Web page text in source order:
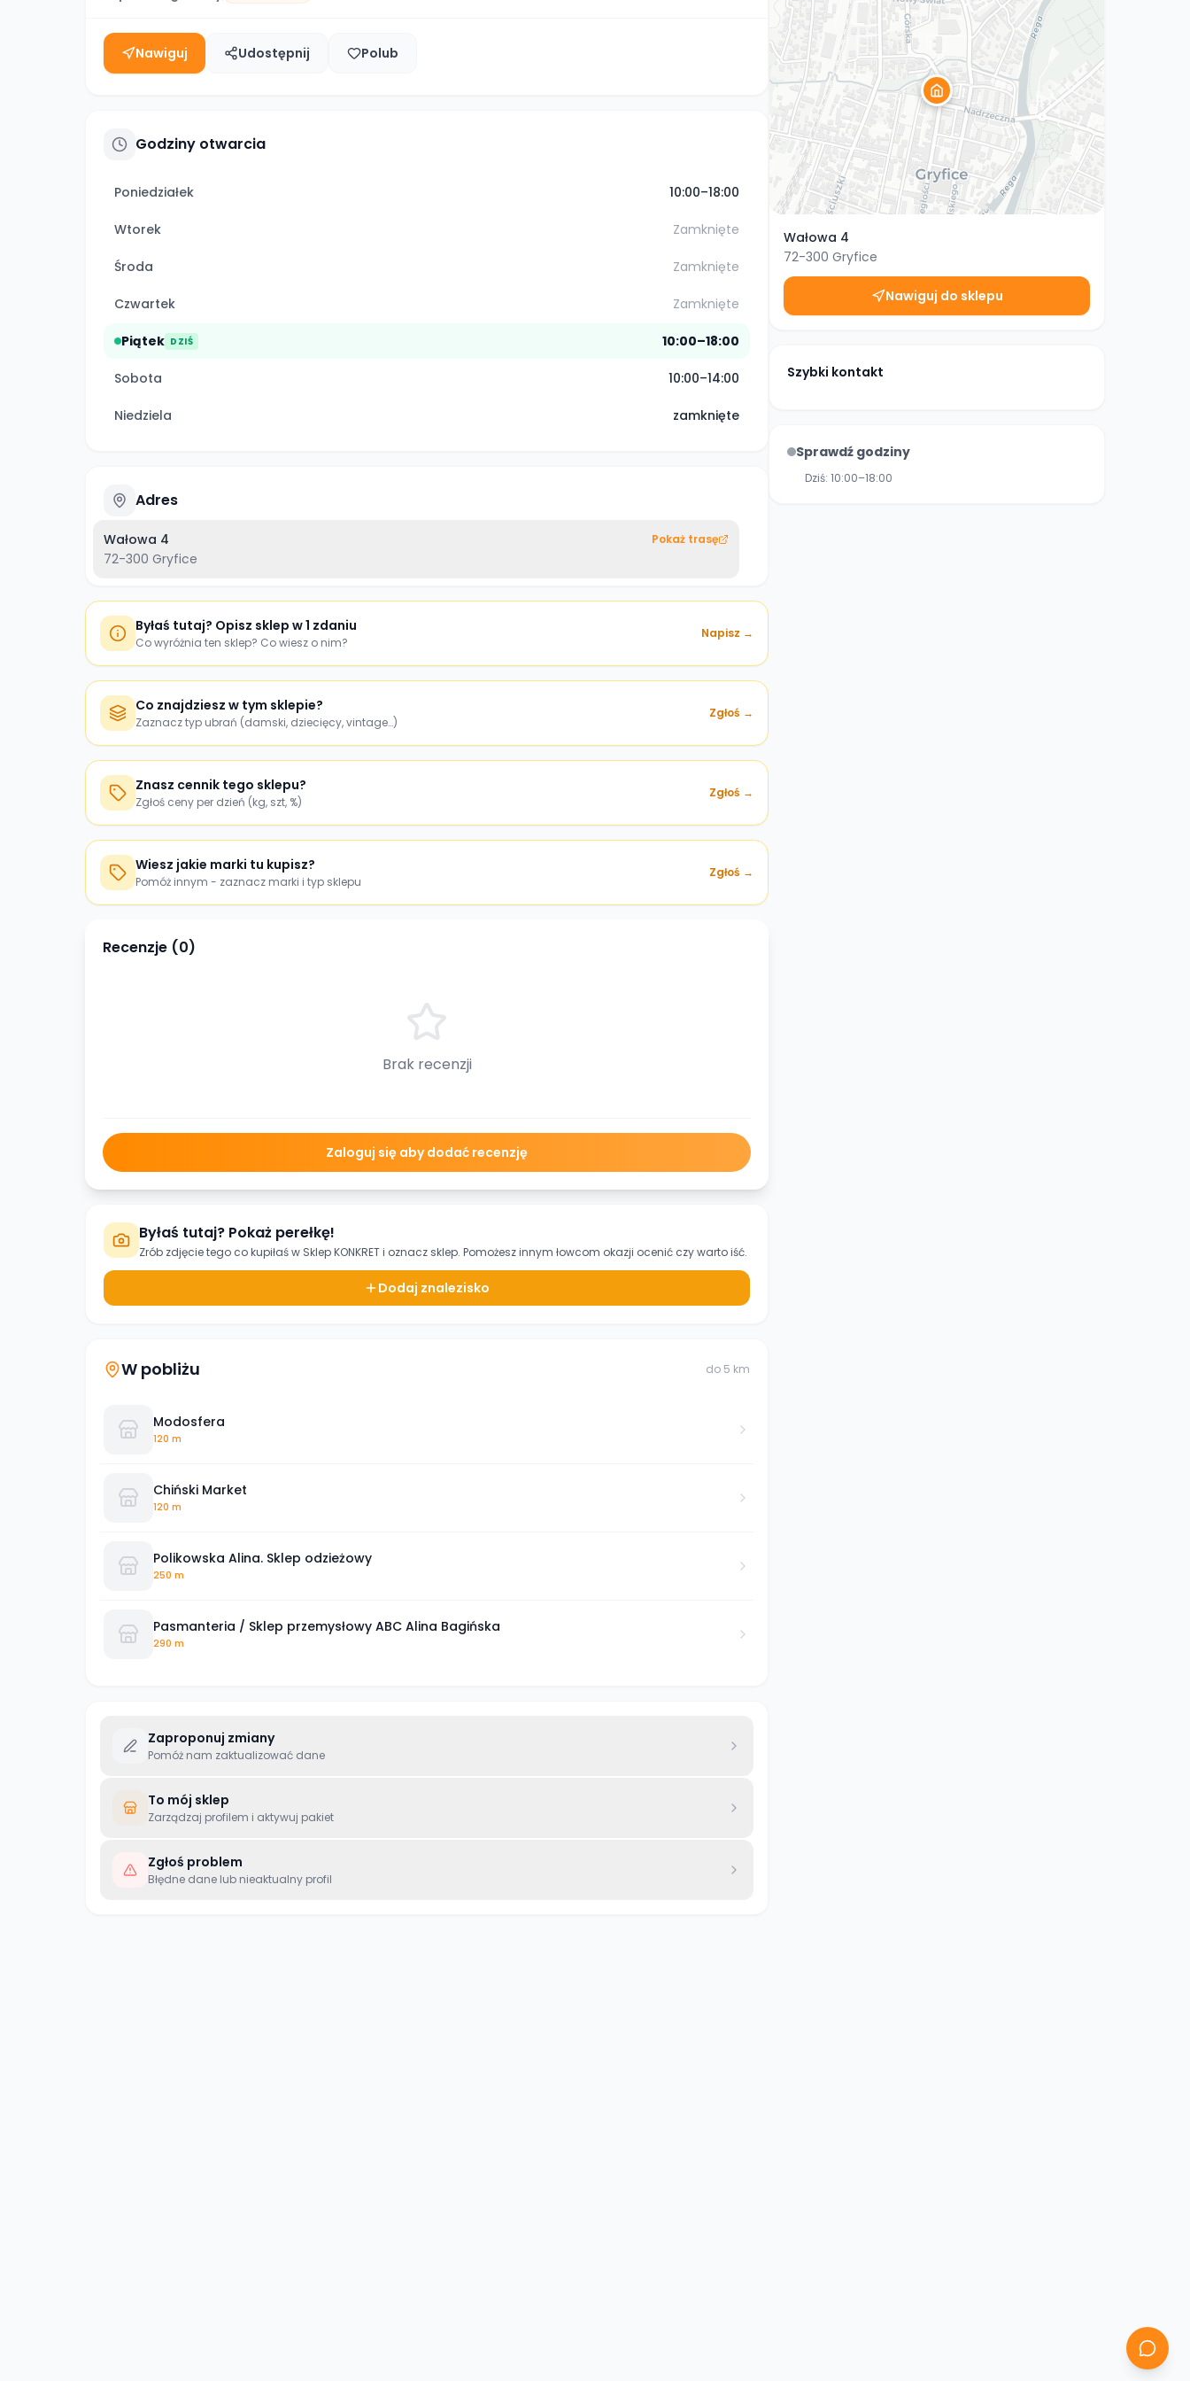
Nawiguj Udostępnij Polub
Godziny otwarcia
Poniedziałek 10:00–18:00
Wtorek Zamknięte
Środa Zamknięte
Czwartek Zamknięte
Piątek DZIŚ 10:00–18:00
Sobota 10:00–14:00
Niedziela zamknięte
Adres
Wałowa 4
72-300 Gryfice
Pokaż trasę
Byłaś tutaj? Opisz sklep w 1 zdaniu
Co wyróżnia ten sklep? Co wiesz o nim?
Napisz →
Co znajdziesz w tym sklepie?
Zaznacz typ ubrań (damski, dziecięcy, vintage…)
Zgłoś →
Znasz cennik tego sklepu?
Zgłoś ceny per dzień (kg, szt, %)
Zgłoś →
Wiesz jakie marki tu kupisz?
Pomóż innym - zaznacz marki i typ sklepu
Zgłoś →
Recenzje (0)
Brak recenzji
Zaloguj się aby dodać recenzję
Byłaś tutaj? Pokaż perełkę!
Zrób zdjęcie tego co kupiłaś w Sklep KONKRETi oznacz sklep. Pomożesz innym łowcom okazji ocenić czy warto iść.
Dodaj znalezisko
W pobliżu do 5 km
Modosfera
120 m
Chiński Market
120 m
Polikowska Alina. Sklep odzieżowy
250 m
Pasmanteria / Sklep przemysłowy ABC Alina Bagińska
290 m
Zaproponuj zmiany
Pomóż nam zaktualizować dane
To mój sklep
Zarządzaj profilem i aktywuj pakiet
Zgłoś problem
Błędne dane lub nieaktualny profil
Wałowa 4
72-300 Gryfice
Nawiguj do sklepu
Szybki kontakt
Sprawdź godziny
Dziś: 10:00–18:00